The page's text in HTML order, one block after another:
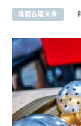
桃園各區美食